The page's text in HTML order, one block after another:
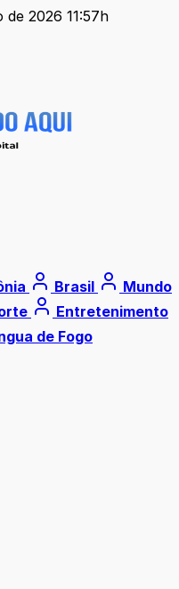
2026 11:57h
Brasil
Mundo
Entretenimento
de Fogo